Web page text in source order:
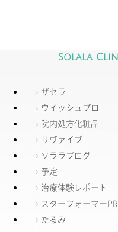
Solala
ザセラ
ウイッシュプロ
院内処方化粧品
リヴァイブ
ソララブログ
予定
治療体験レポート
スターフォーマー
たるみ